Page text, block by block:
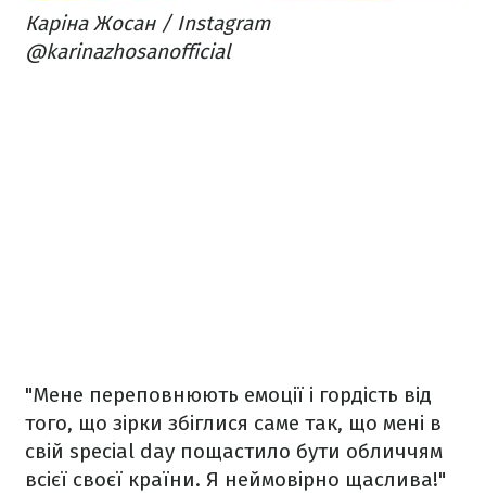
Каріна Жосан / Instagram
@karinazhosanofficial
"Мене переповнюють емоції і гордість від
того, що зірки збіглися саме так, що мені в
свій special day пощастило бути обличчям
всієї своєї країни. Я неймовірно щаслива!"